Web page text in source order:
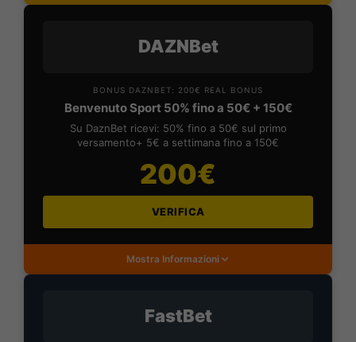
DAZNBet
BONUS DAZNBET: 200€ REAL BONUS
Benvenuto Sport 50% fino a 50€ + 150€
Su DaznBet ricevi: 50% fino a 50€ sul primo
versamento+ 5€ a settimana fino a 150€
200€
VERIFICA
Mostra Informazioni
FastBet